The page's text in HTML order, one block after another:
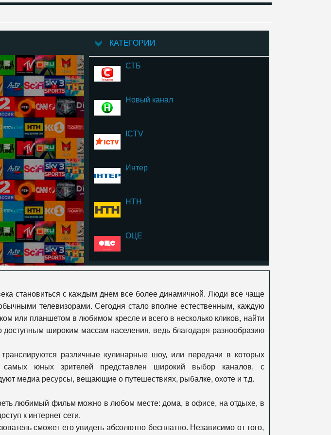
КАТЕГОРИИ
СТБ
Новый канал
ICTV
Интер
НТН
ОЦЕ
К1
365 дней
Viasat Nature
Viasat History
становиться с каждым днем все более динамичной. Люди все чаще
телевизорами. Сегодня стало вполне естественным, каждую
или планшетом в любимом кресле и всего в несколько кликов, найти
широким массам населения, ведь благодаря разнообразию
различные кулинарные шоу, или передачи в которых
юных зрителей представлен широкий выбор каналов, с
медиа ресурсы, вещающие о путешествиях, рыбалке, охоте и т.д.
любимый фильм можно в любом месте: дома, в офисе, на отдыхе, в
к интернет сети.
сможет его увидеть абсолютно бесплатно. Независимо от того,